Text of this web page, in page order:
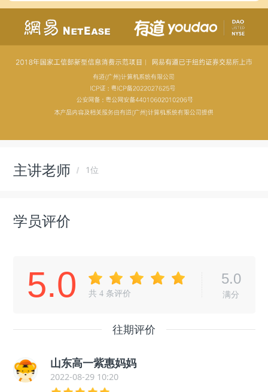
主讲老师 1位
学员评价
5.0 共4 条评价
5.0
满分
往期评价
山东高一紫惠妈妈
2022-08-29 10:20